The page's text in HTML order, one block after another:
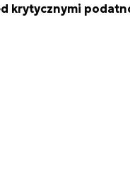
krytycznymi